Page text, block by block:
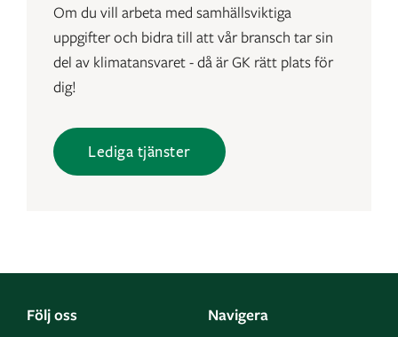
Om du vill arbeta med samhällsviktiga
uppgifter och bidra till att vår bransch tar sin
del av klimatansvaret - då är GK rätt plats för
dig!
Lediga tjänster
Följ oss Navigera